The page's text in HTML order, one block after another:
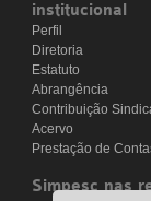
institucional
Perfil
Diretoria
Estatuto
Abrangência
Contribuição
Acervo
Prestação de
Simpesc nas